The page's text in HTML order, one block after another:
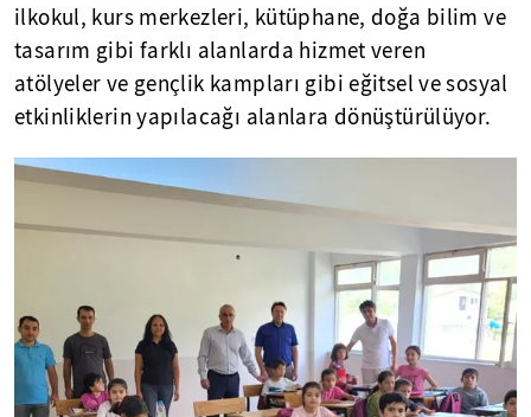
ilkokul, kurs merkezleri, kütüphane, doğa bilim ve
tasarım gibi farklı alanlarda hizmet veren
atölyeler ve gençlik kampları gibi eğitsel ve sosyal
etkinliklerin yapılacağı alanlara dönüştürülüyor.